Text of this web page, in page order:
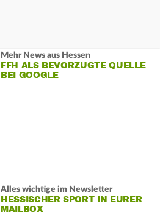
Mehr News aus Hessen
FFH ALS BEVORZUGTE QUELLE
BEI GOOGLE
Alles wichtige im Newsletter
HESSISCHER SPORT IN EURER
MAILBOX